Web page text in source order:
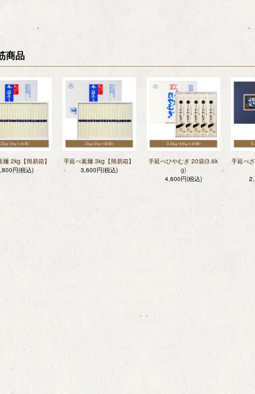
商品
麺 2kg【簡易箱】
円(税込)
手延べ素麺 3kg【簡易箱】
3,600円(税込)
手延べひやむぎ 20袋(3.6k
g)
4,600円(税込)
手延べ